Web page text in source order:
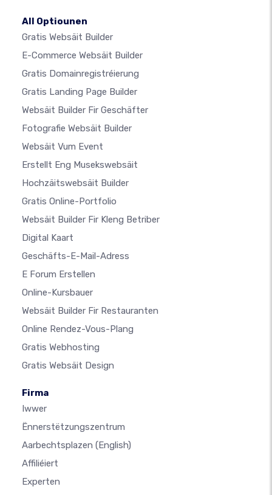
All Optiounen
Gratis Websäit Builder
E-Commerce Websäit Builder
Gratis Domainregistréierung
Gratis Landing Page Builder
Websäit Builder Fir Geschäfter
Fotografie Websäit Builder
Websäit Vum Event
Erstellt Eng Musekswebsäit
Hochzäitswebsäit Builder
Gratis Online-Portfolio
Websäit Builder Fir Kleng Betriber
Digital Kaart
Geschäfts-E-Mail-Adress
E Forum Erstellen
Online-Kursbauer
Websäit Builder Fir Restauranten
Online Rendez-Vous-Plang
Gratis Webhosting
Gratis Websäit Design
Firma
Iwwer
Ënnerstëtzungszentrum
Aarbechtsplazen (English)
Affiliéiert
Experten